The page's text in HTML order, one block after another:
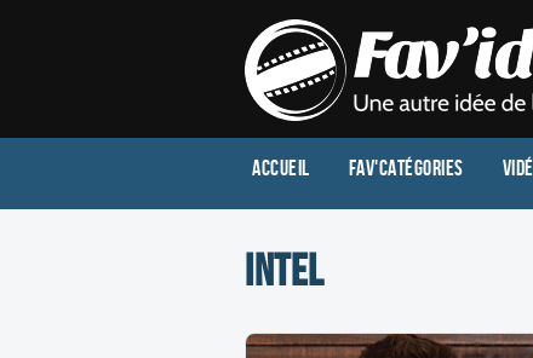
Accueil Fav'Catégories
intel